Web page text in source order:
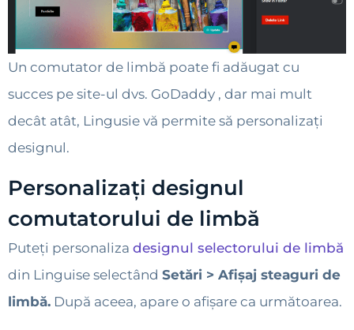
Un comutator de limbă poate fi adăugat cu
succes pe site-ul dvs. GoDaddy , dar mai mult
decât atât, Lingusie vă permite să personalizați
designul.
Personalizați designul
comutatorului de limbă
Puteți personaliza designul selectorului de limbă
din Linguise selectând Setări > Afișaj steaguri de
limbă. După aceea, apare o afișare ca următoarea.